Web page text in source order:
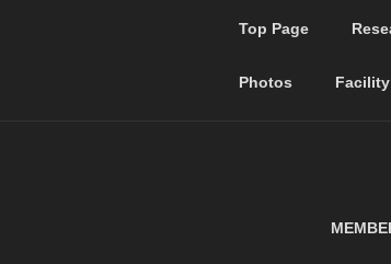
Top Page
Photos Facility